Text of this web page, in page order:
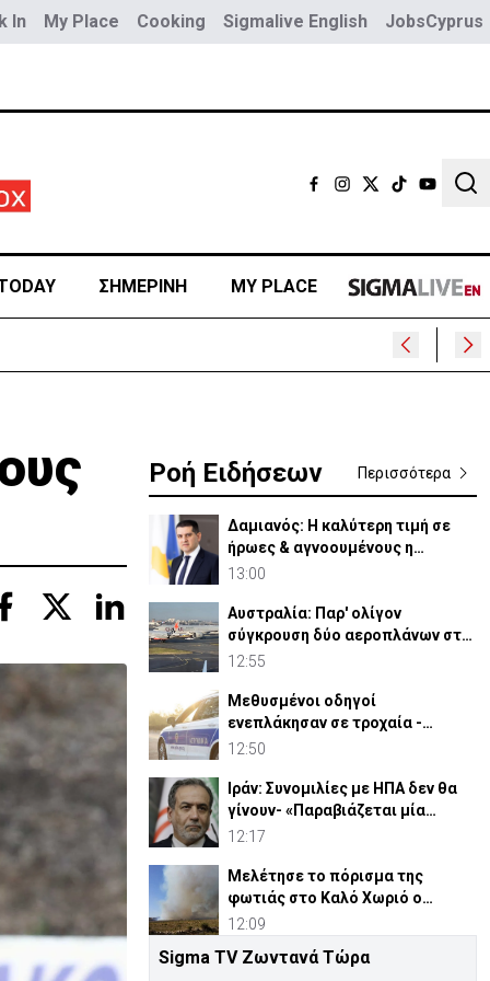
In My Place Cooking Sigmalive English JobsCyprus
ΣΗΜΕΡΙΝΗ MY PLACE
Ροή Ειδήσεων Περισσότερα
Δαμιανός: Η καλύτερη τιμή σε
ήρωες & αγνοουμένους η
προσπάθεια για ελευθερία
13:00
Αυστραλία: Παρ' ολίγον
σύγκρουση δύο αεροπλάνων στο
αεροδρόμιο του Σίδνεϊ
12:55
Μεθυσμένοι οδηγοί
ενεπλάκησαν σε τροχαία -
43χρονη αρνήθηκε έλεγχο
12:50
Ιράν: Συνομιλίες με ΗΠΑ δεν θα
γίνουν- «Παραβιάζεται μία
μεταβατική συμφωνία»
12:17
Μελέτησε το πόρισμα της
φωτιάς στο Καλό Χωριό ο
Πάλμας- «Ουδέν σχόλιο»
12:09
ΔΗΣΥ σε ΠτΔ: «Απαράδεκτες,
Sigma TV Ζωντανά Τώρα